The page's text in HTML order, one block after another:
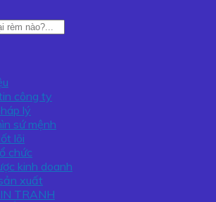
công ty
lý
sứ mệnh
lõi
chức
kinh doanh
xuất
TRANH